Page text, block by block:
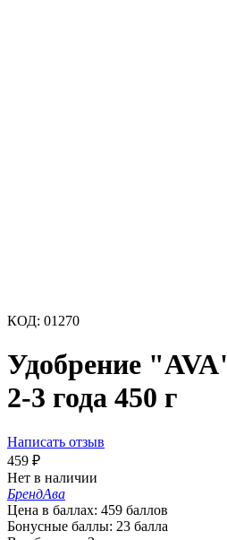
КОД: 01270
Удобрение
2-3 года 450 г
Написать отзыв
459 ₽
Нет в наличии
БрендАва
Цена в баллах: 459 баллов
Бонусные баллы: 23 балла